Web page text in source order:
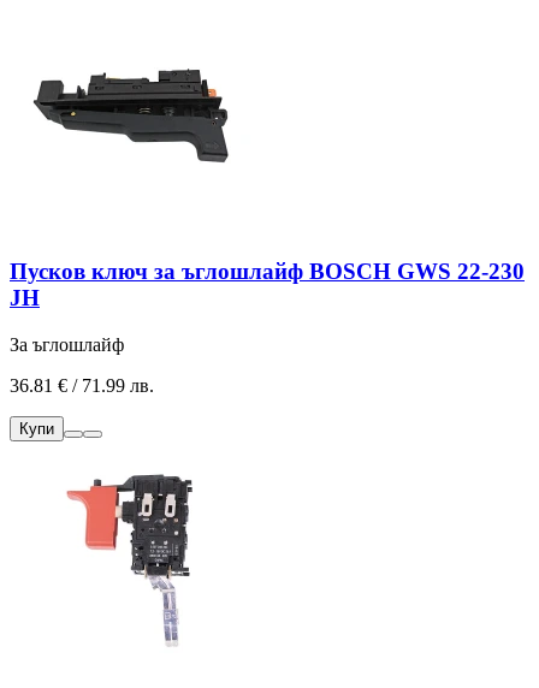
Пусков ключ за ъглошлайф BOSCH GWS 22-230
JH
За ъглошлайф
36.81 € / 71.99 лв.
Купи